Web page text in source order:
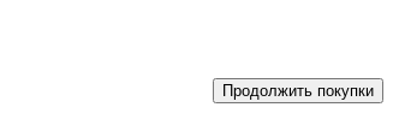
Продолжить покупки